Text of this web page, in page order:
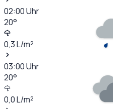
02:00Uhr
20°
0,3L/m²
03:00Uhr
20°
0,0L/m²